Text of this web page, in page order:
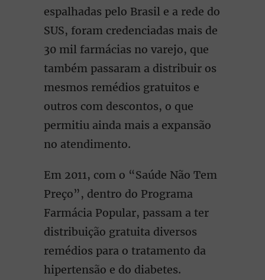
espalhadas pelo Brasil e a rede do
SUS, foram credenciadas mais de
30 mil farmácias no varejo, que
também passaram a distribuir os
mesmos remédios gratuitos e
outros com descontos, o que
permitiu ainda mais a expansão
no atendimento.
Em 2011, com o “Saúde Não Tem
Preço”, dentro do Programa
Farmácia Popular, passam a ter
distribuição gratuita diversos
remédios para o tratamento da
hipertensão e do diabetes.